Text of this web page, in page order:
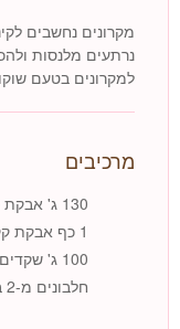
מקרונים נחשבים
נרתעים מלנסות
למקרונים בטעם
מרכיבים
130 ג' אבקת סוכר
1 כף אבקת קקאו
100 ג' שקדים טחונים לאבקה
חלבונים מ-2 ביצים